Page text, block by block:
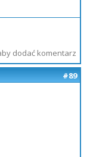
dodać komentarz
#89